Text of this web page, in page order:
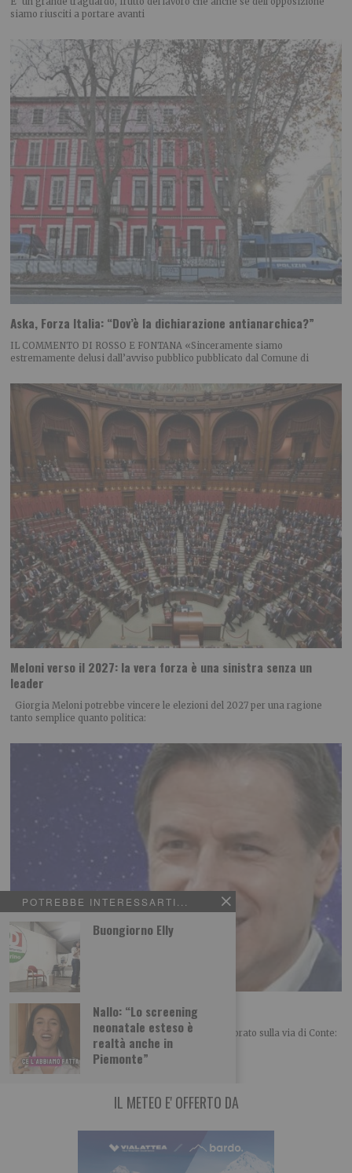
POTREBBE INTERESSARTI...
Buongiorno Elly
Nallo: “Lo screening
neonatale esteso è
realtà anche in
Piemonte”
siamo riusciti a portare avanti
Aska, Forza Italia: “Dov’è la dichiarazione antianarchica?”
IL COMMENTO DI ROSSO E FONTANA «Sinceramente siamo
estremamente delusi dall’avviso pubblico pubblicato dal Comune di
Meloni verso il 2027: la vera forza è una sinistra senza un
leader
Giorgia Meloni potrebbe vincere le elezioni del 2027 per una ragione
tanto semplice quanto politica:
Renzi folgorato sulla via di Conte
POLITICA Leggi l’articolo su L’identità: Renzi folgorato sulla via di Conte:
un mix tra sorpresa e
IL METEO E' OFFERTO DA